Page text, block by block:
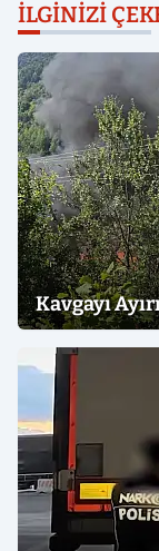
İLGINIZI
Kavgayı